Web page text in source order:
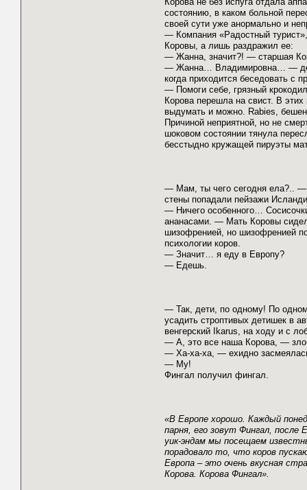
состоянию, в каком больной
своей сути уже анормально и
— Компания «Радостный
Коровы, а лишь раздражил ее:
— Жанна, значит?! — старшая
— Жанна… Владимировна… —
когда приходится беседовать с
— Помоги себе, грязный
Корова перешла на свист. В
выдумать и можно. Rabies,
Причиной неприятной, но не
шоковом состоянии тянула
бесстыдно кружащей пируэты
— Мам, ты чего сегодня ела?.. —
стены попадали пейзажи
— Ничего особенного…
ананасами. — Мать Коровы
шизофренией, но шизофренией
психологии коров.
— Значит… я еду в Европу?
— Едешь.
— Так, дети, по одному! По
усадить строптивых детишек в
венгерский Ikarus, на ходу и с
— А, это все наша Корова, —
— Ха-ха-ха, — ехидно
— Му!
Фингал получил фингал.
«В Европе хорошо. Каждый
парня, его зовут Фингал,
уик-эндам мы посещаем
порадовало то, что коров
Европа – это очень вкусная
Корова. Корова Фингал».